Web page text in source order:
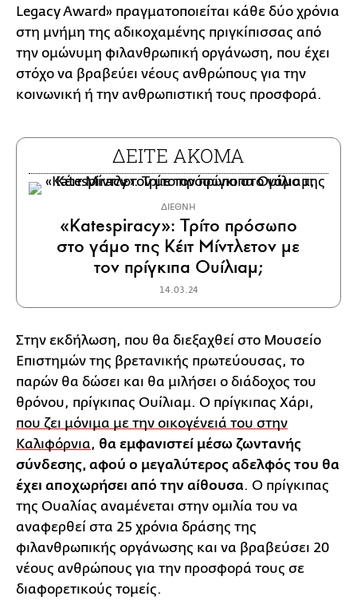
Legacy Award» πραγματοποιείται κάθε δύο χρόνια
στη μνήμη της αδικοχαμένης πριγκίπισσας από
την ομώνυμη φιλανθρωπική οργάνωση, που έχει
στόχο να βραβεύει νέους ανθρώπους για την
κοινωνική ή την ανθρωπιστική τους προσφορά.
ΔΕΙΤΕ ΑΚΟΜΑ
ΔΙΕΘΝΗ
«Katespiracy»: Τρίτο πρόσωπο
στο γάμο της Κέιτ Μίντλετον με
τον πρίγκιπα Ουίλιαμ;
14.03.24
Στην εκδήλωση, που θα διεξαχθεί στο Μουσείο
Επιστημών της βρετανικής πρωτεύουσας, το
παρών θα δώσει και θα μιλήσει ο διάδοχος του
θρόνου, πρίγκιπας Ουίλιαμ. Ο πρίγκιπας Χάρι,
που ζει μόνιμα με την οικογένειά του στην
Καλιφόρνια, θα εμφανιστεί μέσω ζωντανής
σύνδεσης, αφού ο μεγαλύτερος αδελφός του θα
έχει αποχωρήσει από την αίθουσα. Ο πρίγκιπας
της Ουαλίας αναμένεται στην ομιλία του να
αναφερθεί στα 25 χρόνια δράσης της
φιλανθρωπικής οργάνωσης και να βραβεύσει 20
νέους ανθρώπους για την προσφορά τους σε
διαφορετικούς τομείς.